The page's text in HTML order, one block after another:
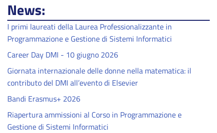
News:
I primi laureati della Laurea Professionalizzante in
Programmazione e Gestione di Sistemi Informatici
Career Day DMI - 10 giugno 2026
Giornata internazionale delle donne nella matematica: il
contributo del DMI all’evento di Elsevier
Bandi Erasmus+ 2026
Riapertura ammissioni al Corso in Programmazione e
Gestione di Sistemi Informatici